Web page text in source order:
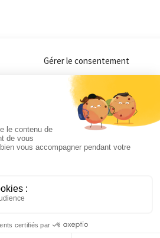
Gérer le consentement
pour mesurer notre audience et vous
pouvez sélectionner ceux que vous autorisez